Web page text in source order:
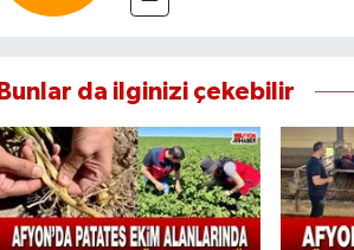
Bunlar da ilginizi çekebilir